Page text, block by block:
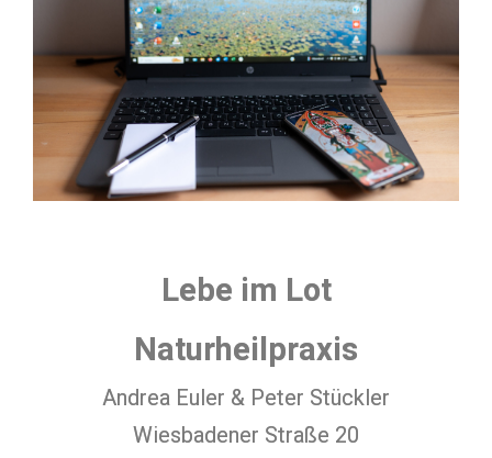
Lebe im Lot
Naturheilpraxis
Andrea Euler & Peter Stückler
Wiesbadener Straße 20